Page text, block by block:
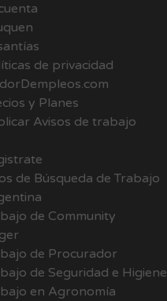
de privacidad
y Planes
Avisos de trabajo
de Búsqueda de Trabajo
de Community
de Procurador
de Seguridad e Higiene
en Agronomía